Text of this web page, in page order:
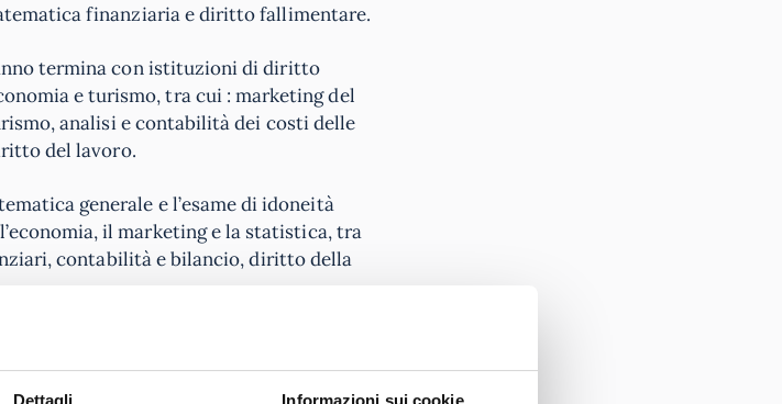
Dettagli Informazioni sui cookie
finanziaria e diritto fallimentare.
termina con istituzioni di diritto
e turismo, tra cui : marketing del
analisi e contabilità dei costi delle
del lavoro.
generale e l’esame di idoneità
il marketing e la statistica, tra
contabilità e bilancio, diritto della
mathematics, introducion to law,